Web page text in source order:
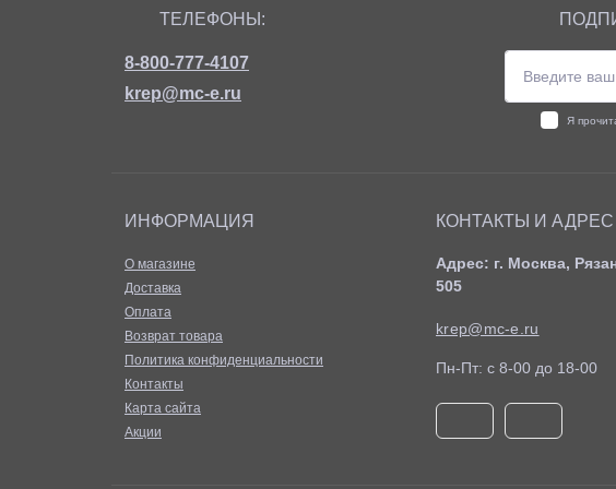
ТЕЛЕФОНЫ:
8-800-777-4107
krep@mc-e.ru
Я
ИНФОРМАЦИЯ
О магазине
Доставка
Оплата
Возврат товара
Политика конфиденциальности
Контакты
Карта сайта
Акции
КОНТАКТЫ И АДРЕС
Адрес: г. Москва,
505
krep@mc-e.ru
Пн-Пт: c 8-00 до 18-00